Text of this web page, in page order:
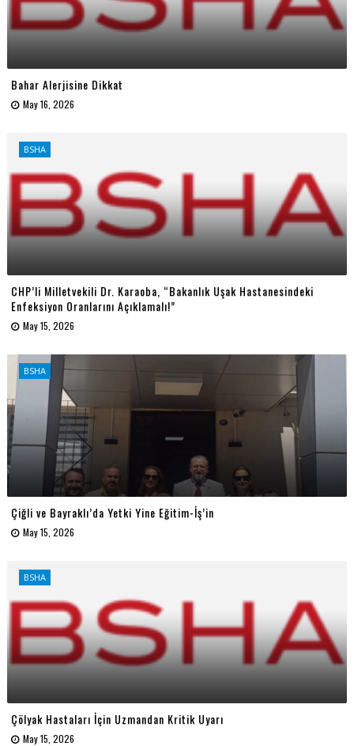
Bahar Alerjisine Dikkat
May 16, 2026
BSHA
CHP’li Milletvekili Dr. Karaoba, “Bakanlık Uşak Hastanesindeki
Enfeksiyon Oranlarını Açıklamalı!”
May 15, 2026
BSHA
Çiğli ve Bayraklı’da Yetki Yine Eğitim-İş’in
May 15, 2026
BSHA
Çölyak Hastaları İçin Uzmandan Kritik Uyarı
May 15, 2026